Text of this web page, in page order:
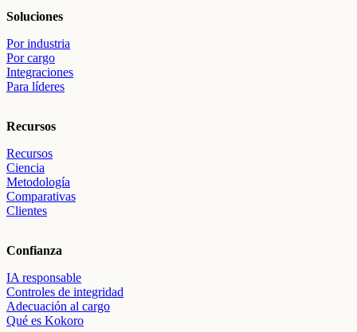
Soluciones
Por industria
Por cargo
Integraciones
Para líderes
Recursos
Recursos
Ciencia
Metodología
Comparativas
Clientes
Confianza
IA responsable
Controles de integridad
Adecuación al cargo
Qué es Kokoro